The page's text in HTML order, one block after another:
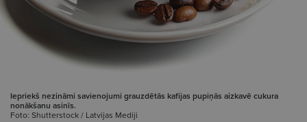
Iepriekš nezināmi savienojumi grauzdētās kafijas pupiņās aizkavē cukura
nonākšanu asinīs.
Foto: Shutterstock / Latvijas Mediji